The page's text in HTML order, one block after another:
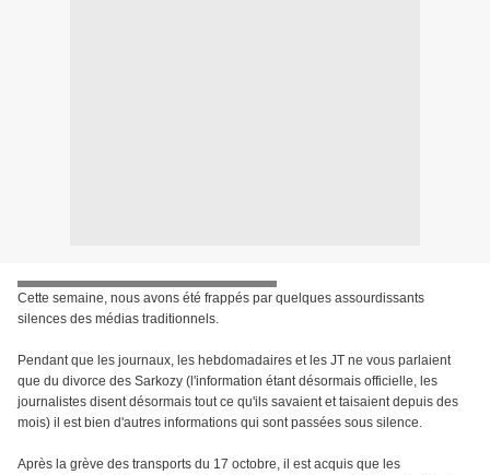
Cette semaine, nous avons été frappés par quelques assourdissants
silences des médias traditionnels.
Pendant que les journaux, les hebdomadaires et les JT ne vous parlaient
que du divorce des Sarkozy (l'information étant désormais officielle, les
journalistes disent désormais tout ce qu'ils savaient et taisaient depuis des
mois) il est bien d'autres informations qui sont passées sous silence.
Après la grève des transports du 17 octobre, il est acquis que les